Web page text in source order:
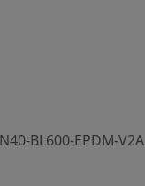
BL600-EPDM-V2A